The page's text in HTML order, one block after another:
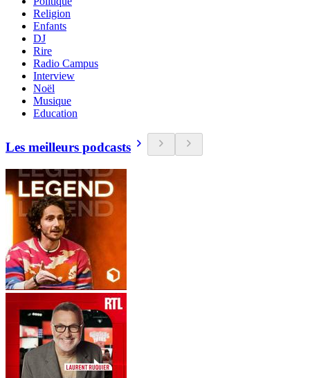
Religion
Enfants
DJ
Rire
Radio Campus
Interview
Noël
Musique
Education
Les meilleurs podcasts